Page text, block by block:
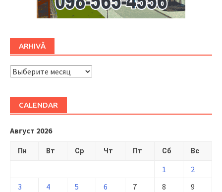
ARHIVĂ
ARHIVĂ
CALENDAR
Август 2026
Пн Вт Ср Чт Пт Сб Вс
1
2
3
4 5 6 7 8
9